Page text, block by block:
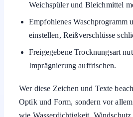
Weichspüler und Bleichmittel
Empfohlenes Waschprogramm
einstellen, Reißverschlüsse
Freigegebene Trocknungsart
Imprägnierung auffrischen.
Wer diese Zeichen und Texte
Optik und Form, sondern vor